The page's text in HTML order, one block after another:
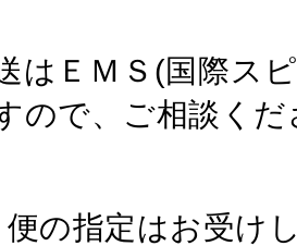
はＥＭＳ(国際ス
ので、ご相談くだ
の指定はお受け